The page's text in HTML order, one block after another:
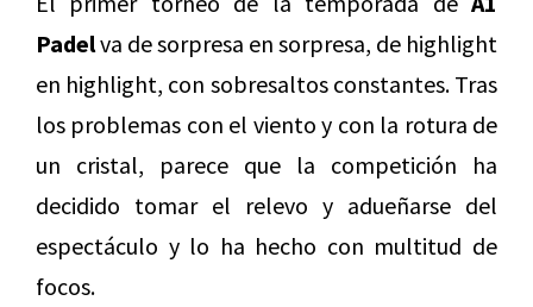
Padelva de sorpresa en sorpresa, de highlight
en highlight, con sobresaltos constantes. Tras
los problemas con el viento y con la rotura de
un cristal, parece que la competición ha
decidido tomar el relevo y adueñarse del
espectáculo y lo ha hecho con multitud de
focos.